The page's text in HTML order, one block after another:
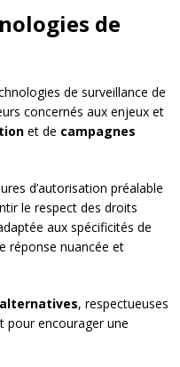
de
de surveillance de
concernés aux enjeux et
et de campagnes
d’autorisation préalable
le respect des droits
aux spécificités de
réponse nuancée et
, respectueuses
pour encourager une